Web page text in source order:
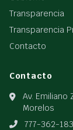
Transparencia
Transparencia
Contacto
Contacto
Av. Emiliano
Morelos
777-362-